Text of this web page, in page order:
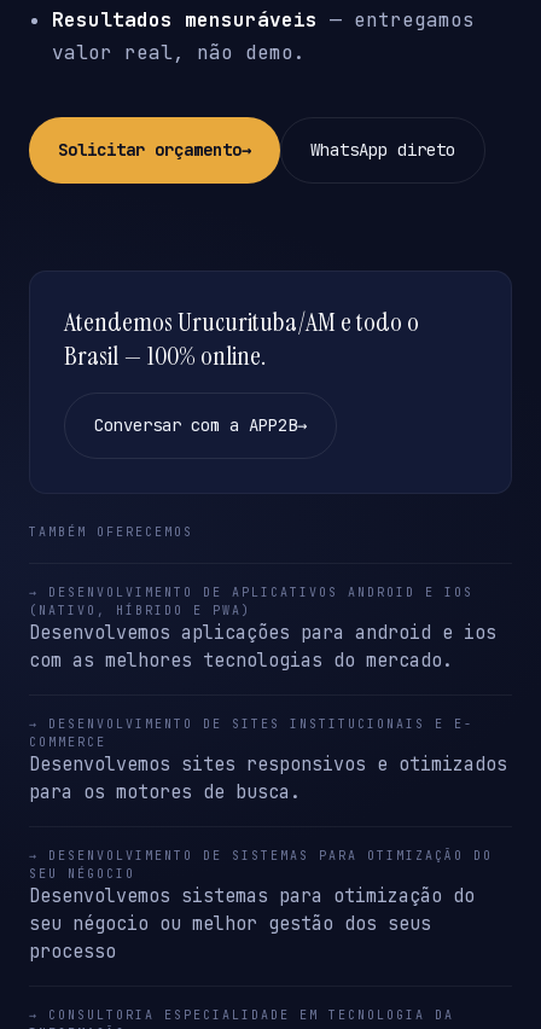
Resultados mensuráveis — entregamos
valor real, não demo.
Solicitar orçamento→ WhatsApp direto
Atendemos Urucurituba/AM e todo o
Brasil — 100% online.
Conversar com a APP2B→
TAMBÉM OFERECEMOS
→ DESENVOLVIMENTO DE APLICATIVOS ANDROID E IOS
(NATIVO, HÍBRIDO E PWA)
Desenvolvemos aplicações para android e ios
com as melhores tecnologias do mercado.
→ DESENVOLVIMENTO DE SITES INSTITUCIONAIS E E-
COMMERCE
Desenvolvemos sites responsivos e otimizados
para os motores de busca.
→ DESENVOLVIMENTO DE SISTEMAS PARA OTIMIZAÇÃO DO
SEU NÉGOCIO
Desenvolvemos sistemas para otimização do
seu négocio ou melhor gestão dos seus
processo
→ CONSULTORIA ESPECIALIDADE EM TECNOLOGIA DA